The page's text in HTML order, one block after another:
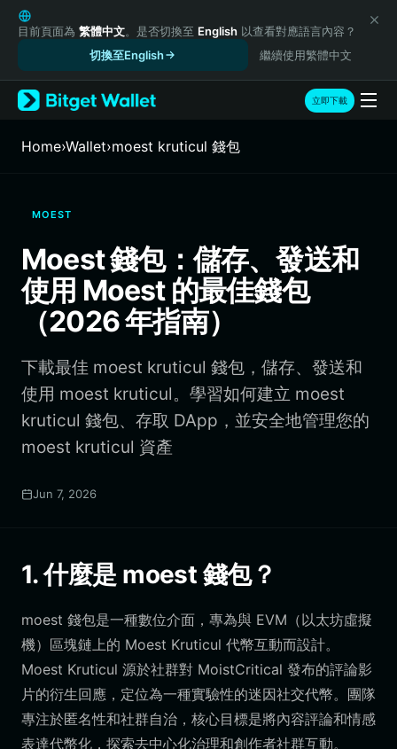
English
日本語
Русский
Español (Latinoamérica)
Türkçe
Italiano
繁體中文
Português (Portugal)
Bahasa Indonesia
ภาษาไทย
Português (Brasil)
Español (Argentina)
目前頁面為 繁體中文。是否切換至 English 以查看對應語言內容？
切換至English
繼續使用繁體中文
立即下載
Home›Wallet›moest kruticul 錢包
MOEST
Moest 錢包：儲存、發送和
使用 Moest 的最佳錢包
（2026 年指南）
下載最佳 moest kruticul 錢包，儲存、發送和
使用 moest kruticul。學習如何建立 moest
kruticul 錢包、存取 DApp，並安全地管理您的
moest kruticul 資產
Jun 7, 2026
1. 什麼是 moest 錢包？
moest 錢包是一種數位介面，專為與 EVM（以太坊虛擬
機）區塊鏈上的 Moest Kruticul 代幣互動而設計。
Moest Kruticul 源於社群對 MoistCritical 發布的評論影
片的衍生回應，定位為一種實驗性的迷因社交代幣。團隊
專注於匿名性和社群自治，核心目標是將內容評論和情感
表達代幣化，探索去中心化治理和創作者社群互動。